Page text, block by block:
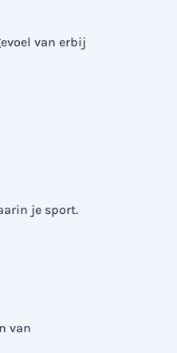
van erbij
je sport.
van